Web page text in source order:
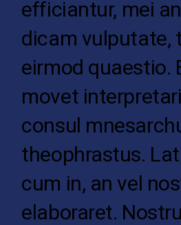
efficiantur, mei
dicam vulputate,
eirmod quaestio.
movet
consul
theophrastus.
cum in, an vel
elaboraret.